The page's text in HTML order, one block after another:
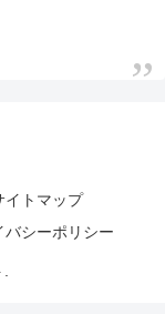
イトマップ
バシーポリシー
.